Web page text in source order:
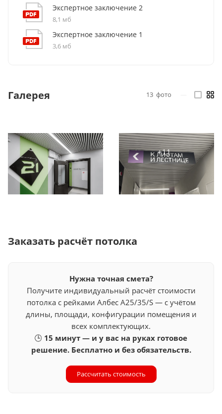
Экспертное заключение 2
8,1 мб
Экспертное заключение 1
3,6 мб
Галерея 13 фото
Заказать расчёт потолка
Нужна точная смета?
Получите индивидуальный расчёт стоимости
потолка с рейками Албес A25/35/S — с учётом
длины, площади, конфигурации помещения и
всех комплектующих.
🕒 15 минут — и у вас на руках готовое
решение. Бесплатно и без обязательств.
Рассчитать стоимость